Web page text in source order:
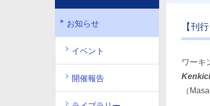
【刊行
ワーキ
（
お知らせ
イベント
開催報告